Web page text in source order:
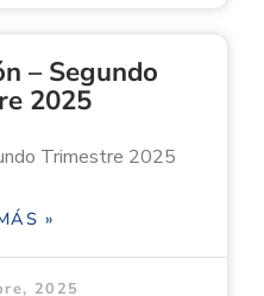
– Segundo
2025
Trimestre 2025
»
2025